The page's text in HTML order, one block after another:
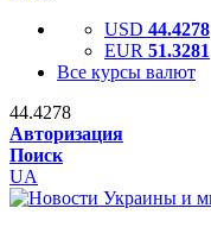
USD 44.4278
EUR 51.3281
Все курсы валют
44.4278
Авторизация
Поиск
UA